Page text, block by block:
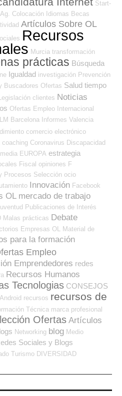
Start-
Colocación Idiomas Becas
Artículos Sobre OL
Recursos
Murcia transformación
prácticas Búsqueda
Igualdad investigación Prevención
Buscadores Ofertas Salud tiempo
Legislación clientes Noticias
Ofertas Empleo Internacional
Barcelona Informes Valencia
comercio electrónico
coaching Coronavirus Discapacidad
EUROPA estrategia
Fiscal opiniones F
Procesos Selección ocio
Innovación Facebook
OL mercado de trabajo
Publicaciones de Interés
Malas prácticas Debate
Empresas OL
Material de
para la formación
Empleo
Emprendedores redes
Recursos Humanos
Tecnologias CONSEJOS
Android recursos recursos de
Técnica marca profesional
Ofertas Artículos
Networking blog Medio
Sociales y Blogs
Turismo DIVERSIDAD